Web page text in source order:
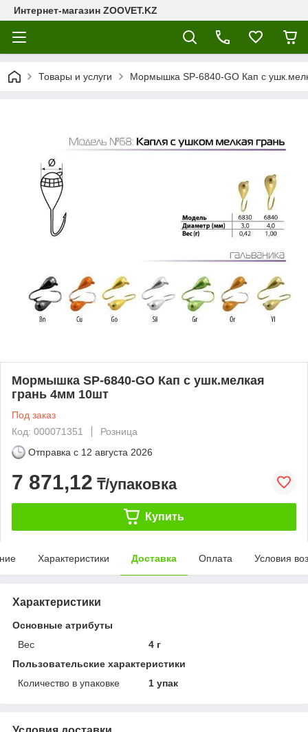
Интернет-магазин ZOOVET.KZ
Товары и услуги Мормышка SP-6840-GO Кап с
Мормышка SP-6840-GO Кап с ушк.мелкая
грань 4мм 10шт
Под заказ
Код: 000071351
Розница
Отправка с 12 августа 2026
7 871,12 ₸/упаковка
Купить
Характеристики Доставка Оплата Условия
Характеристики
Основные атрибуты
Вес
4 г
Пользовательские характеристики
Количество в упаковке
1 упак